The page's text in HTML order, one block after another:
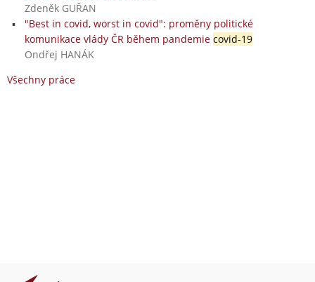
Zdeněk GUŘAN
"Best in covid, worst in covid": proměny politické
komunikace vlády ČR během pandemie covid-19
Ondřej HANÁK
Všechny práce